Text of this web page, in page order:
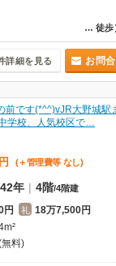
… 徒歩
詳細を見る お問
前です(*^^)vJR大野城駅
学校、人気校区で…
円 (＋管理費等 なし)
年 | 4階/4階建
円 礼 18万7,500円
料)